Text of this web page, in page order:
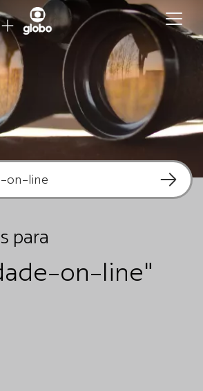
para
on-line"